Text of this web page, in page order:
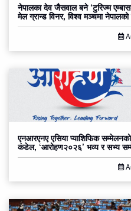
नेपालका देव जैसवाल बने ‘टुरिज्म
मेल ग्रान्ड विनर, विश्व मञ्चमा
एनआरएनए एसिया प्याशिफिक
कंडेल, ‘आरोहण२०२६’ भव्य र सभ्य